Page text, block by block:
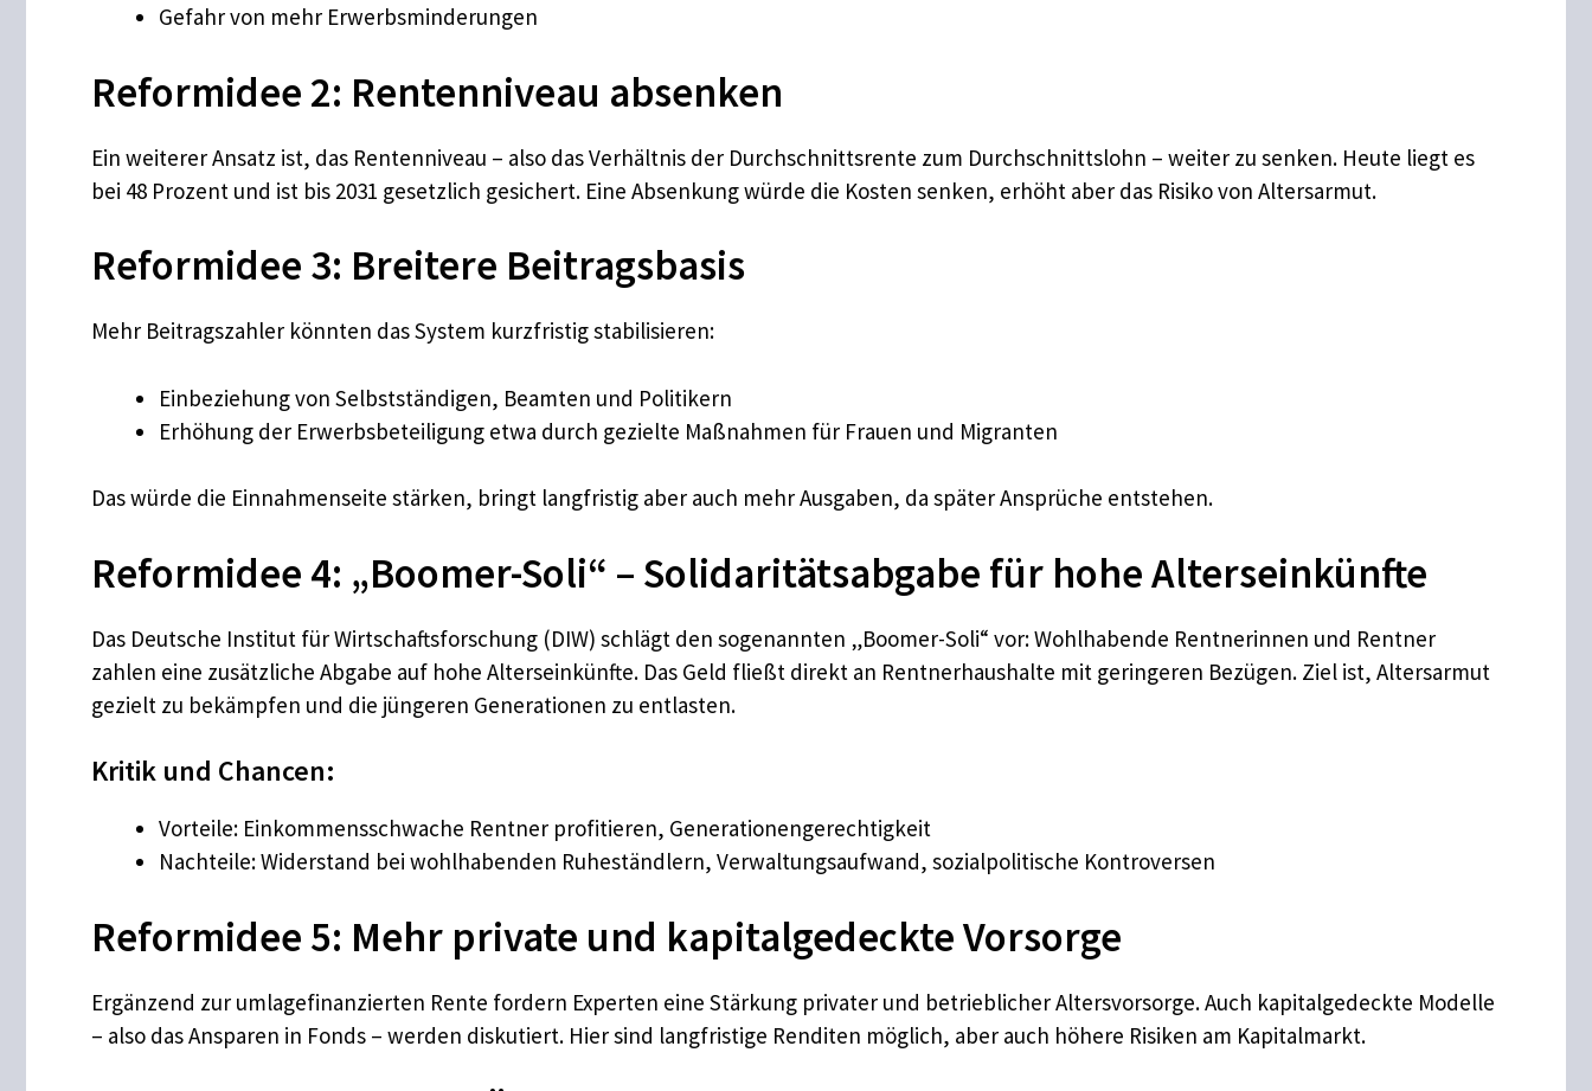
Gefahr von mehr Erwerbsminderungen
Reformidee 2: Rentenniveau absenken
Ein weiterer Ansatz ist, das Rentenniveau – also das Verhältnis der Durchschnittsrente zum Durchschnittslohn – weiter zu senken. Heute liegt es
bei 48 Prozent und ist bis 2031 gesetzlich gesichert. Eine Absenkung würde die Kosten senken, erhöht aber das Risiko von Altersarmut.
Reformidee 3: Breitere Beitragsbasis
Mehr Beitragszahler könnten das System kurzfristig stabilisieren:
Einbeziehung von Selbstständigen, Beamten und Politikern
Erhöhung der Erwerbsbeteiligung etwa durch gezielte Maßnahmen für Frauen und Migranten
Das würde die Einnahmenseite stärken, bringt langfristig aber auch mehr Ausgaben, da später Ansprüche entstehen.
Reformidee 4: „Boomer-Soli“ – Solidaritätsabgabe für hohe Alterseinkünfte
Das Deutsche Institut für Wirtschaftsforschung (DIW) schlägt den sogenannten „Boomer-Soli“ vor: Wohlhabende Rentnerinnen und Rentner
zahlen eine zusätzliche Abgabe auf hohe Alterseinkünfte. Das Geld fließt direkt an Rentnerhaushalte mit geringeren Bezügen. Ziel ist, Altersarmut
gezielt zu bekämpfen und die jüngeren Generationen zu entlasten.
Kritik und Chancen:
Vorteile: Einkommensschwache Rentner profitieren, Generationengerechtigkeit
Nachteile: Widerstand bei wohlhabenden Ruheständlern, Verwaltungsaufwand, sozialpolitische Kontroversen
Reformidee 5: Mehr private und kapitalgedeckte Vorsorge
Ergänzend zur umlagefinanzierten Rente fordern Experten eine Stärkung privater und betrieblicher Altersvorsorge. Auch kapitalgedeckte Modelle
– also das Ansparen in Fonds – werden diskutiert. Hier sind langfristige Renditen möglich, aber auch höhere Risiken am Kapitalmarkt.